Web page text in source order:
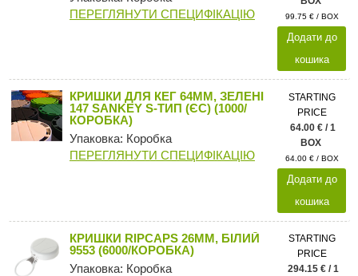
ПЕРЕГЛЯНУТИ СПЕЦИФІКАЦІЮ
99.75 € / BOX
Додати до
кошика
КРИШКИ ДЛЯ КЕГ 64ММ, ЗЕЛЕНІ
147 SANKEY S-ТИП (ЄС) (1000/
КОРОБКА)
Упаковка: Коробка
ПЕРЕГЛЯНУТИ СПЕЦИФІКАЦІЮ
STARTING
PRICE
64.00 € / 1
BOX
64.00 € / BOX
Додати до
кошика
КРИШКИ RIPCAPS 26MM, БІЛИЙ
9553 (6000/КОРОБКА)
Упаковка: Коробка
STARTING
PRICE
294.15 € / 1